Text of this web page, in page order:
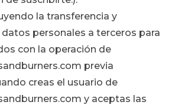
la transferencia y
personales a terceros para
con la operación de
previa
creas el usuario de
y aceptas las